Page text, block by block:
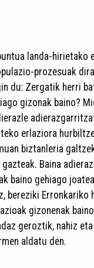
landa-hirietako
prozesuak
du: Zergatik herri
gizonak baino?
erlaziora
biztanleria
Baina
baino gehiago
bereziki Erronkariko
gizonenak
geroztik, nahiz
aldatu den.